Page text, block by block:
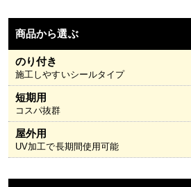
商品から選ぶ
のり付き
施工しやすいシールタイプ
短期用
コスパ抜群
屋外用
UV加工で長期間使用可能